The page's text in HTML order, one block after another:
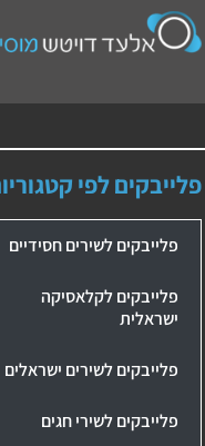
פלייבקים לפי
פלייבקים לשירים חסידיים
פלייבקים לקלאסיקה
ישראלית
פלייבקים לשירים ישראלים
פלייבקים לשירי חגים